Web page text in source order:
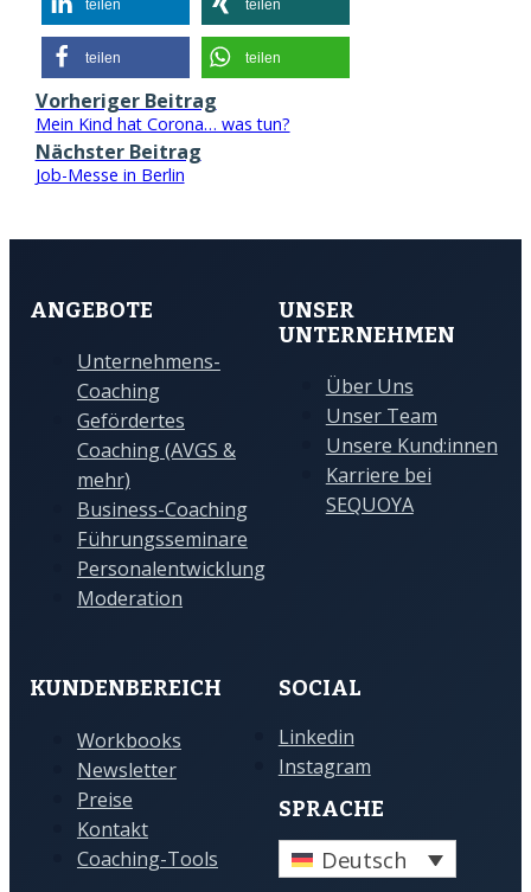
teilen teilen
teilen teilen
Vorheriger Beitrag
Mein Kind hat Corona… was tun?
Nächster Beitrag
Job-Messe in Berlin
ANGEBOTE
Unternehmens-
Coaching
Gefördertes
Coaching (AVGS &
mehr)
Business-Coaching
Führungsseminare
Personalentwicklung
Moderation
UNSER
UNTERNEHMEN
Über Uns
Unser Team
Unsere Kund:innen
Karriere bei
SEQUOYA
KUNDENBEREICH
Workbooks
Newsletter
Preise
Kontakt
Coaching-Tools
SOCIAL
Linkedin
Instagram
SPRACHE
Deutsch